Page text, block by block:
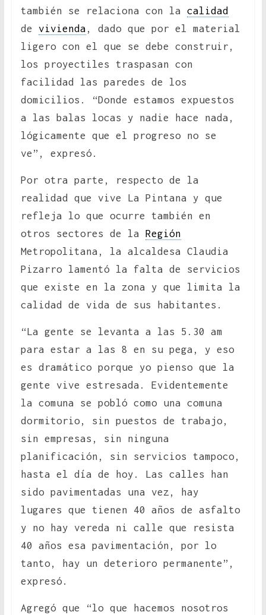
también se relaciona con la calidad
de vivienda , dado que por el material
ligero con el que se debe construir,
los proyectiles traspasan con
facilidad las paredes de los
domicilios. “Donde estamos expuestos
a las balas locas y nadie hace nada,
lógicamente que el progreso no se
ve”, expresó.
Por otra parte, respecto de la
realidad que vive La Pintana y que
refleja lo que ocurre también en
otros sectores de la Región
Metropolitana, la alcaldesa Claudia
Pizarro lamentó la falta de servicios
que existe en la zona y que limita la
calidad de vida de sus habitantes.
“La gente se levanta a las 5.30 am
para estar a las 8 en su pega, y eso
es dramático porque yo pienso que la
gente vive estresada. Evidentemente
la comuna se pobló como una comuna
dormitorio, sin puestos de trabajo,
sin empresas, sin ninguna
planificación, sin servicios tampoco,
hasta el día de hoy. Las calles han
sido pavimentadas una vez, hay
lugares que tienen 40 años de asfalto
y no hay vereda ni calle que resista
40 años esa pavimentación, por lo
tanto, hay un deterioro permanente”,
expresó.
Agregó que “lo que hacemos nosotros